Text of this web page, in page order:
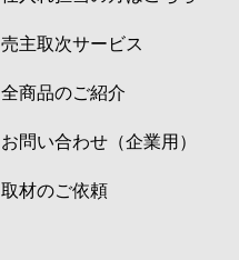
売主取次サービス
全商品のご紹介
お問い合わせ（企業用）
取材のご依頼